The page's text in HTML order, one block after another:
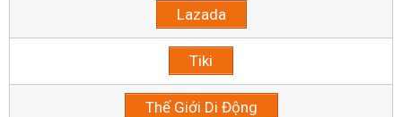
Lazada
Tiki
Thế Giới Di Động